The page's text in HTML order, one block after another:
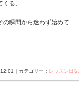
る、
の瞬間から迷わず始めて
｜カテゴリー： レッスン日記